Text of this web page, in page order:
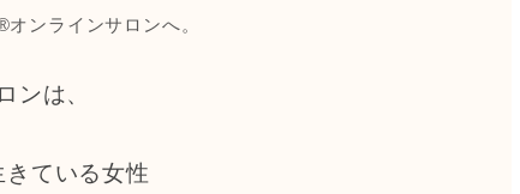
ンラインサロンへ。
ンは、
きている女性